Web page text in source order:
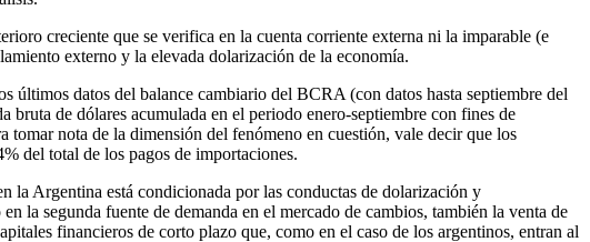
creciente que se verifica en la cuenta corriente externa ni la imparable (e
externo y la elevada dolarización de la economía.
últimos datos del balance cambiario del BCRA (con datos hasta septiembre del
de dólares acumulada en el periodo enero-septiembre con fines de
tomar nota de la dimensión del fenómeno en cuestión, vale decir que los
del total de los pagos de importaciones.
la Argentina está condicionada por las conductas de dolarización y
la segunda fuente de demanda en el mercado de cambios, también la venta de
financieros de corto plazo que, como en el caso de los argentinos, entran al